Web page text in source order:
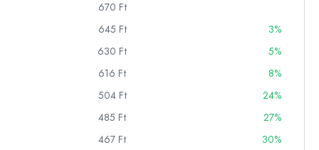
670 Ft
645 Ft
3%
630 Ft
5%
616 Ft
8%
504 Ft
24%
485 Ft
27%
467 Ft 30%